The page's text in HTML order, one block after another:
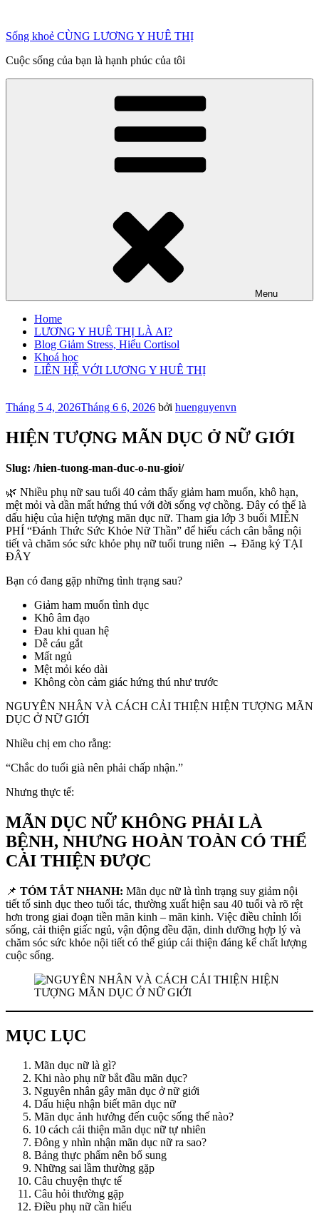
phần
dung
Sống khoẻ CÙNG LƯƠNG Y HUÊ THỊ
Cuộc sống của bạn là hạnh phúc của tôi
Menu
Home
LƯƠNG Y HUÊ THỊ LÀ AI?
Blog Giảm Stress, Hiểu Cortisol
Khoá học
LIÊN HỆ VỚI LƯƠNG Y HUÊ THỊ
Đăng
Tháng 5 4, 2026Tháng 6 6, 2026 bởi huenguyenvn
HIỆN TƯỢNG MÃN DỤC Ở NỮ GIỚI
Slug: /hien-tuong-man-duc-o-nu-gioi/
🌿 Nhiều phụ nữ sau tuổi 40 cảm thấy giảm ham muốn, khô hạn,
mệt mỏi và dần mất hứng thú với đời sống vợ chồng. Đây có thể là
dấu hiệu của hiện tượng mãn dục nữ. Tham gia lớp 3 buổi MIỄN
PHÍ “Đánh Thức Sức Khỏe Nữ Thần” để hiểu cách cân bằng nội
tiết và chăm sóc sức khỏe phụ nữ tuổi trung niên → Đăng ký TẠI
ĐÂY
Bạn có đang gặp những tình trạng sau?
Giảm ham muốn tình dục
Khô âm đạo
Đau khi quan hệ
Dễ cáu gắt
Mất ngủ
Mệt mỏi kéo dài
Không còn cảm giác hứng thú như trước
NGUYÊN NHÂN VÀ CÁCH CẢI THIỆN HIỆN TƯỢNG MÃN
DỤC Ở NỮ GIỚI
Nhiều chị em cho rằng:
“Chắc do tuổi già nên phải chấp nhận.”
Nhưng thực tế:
MÃN DỤC NỮ KHÔNG PHẢI LÀ
BỆNH, NHƯNG HOÀN TOÀN CÓ THỂ
CẢI THIỆN ĐƯỢC
📌 TÓM TẮT NHANH: Mãn dục nữ là tình trạng suy giảm nội
tiết tố sinh dục theo tuổi tác, thường xuất hiện sau 40 tuổi và rõ rệt
hơn trong giai đoạn tiền mãn kinh – mãn kinh. Việc điều chỉnh lối
sống, cải thiện giấc ngủ, vận động đều đặn, dinh dưỡng hợp lý và
chăm sóc sức khỏe nội tiết có thể giúp cải thiện đáng kể chất lượng
cuộc sống.
MỤC LỤC
Mãn dục nữ là gì?
Khi nào phụ nữ bắt đầu mãn dục?
Nguyên nhân gây mãn dục ở nữ giới
Dấu hiệu nhận biết mãn dục nữ
Mãn dục ảnh hưởng đến cuộc sống thế nào?
10 cách cải thiện mãn dục nữ tự nhiên
Đông y nhìn nhận mãn dục nữ ra sao?
Bảng thực phẩm nên bổ sung
Những sai lầm thường gặp
Câu chuyện thực tế
Câu hỏi thường gặp
Điều phụ nữ cần hiểu